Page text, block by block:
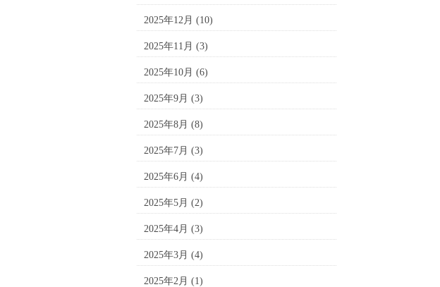
2025年12月 (10)
2025年11月 (3)
2025年10月 (6)
2025年9月 (3)
2025年8月 (8)
2025年7月 (3)
2025年6月 (4)
2025年5月 (2)
2025年4月 (3)
2025年3月 (4)
2025年2月 (1)